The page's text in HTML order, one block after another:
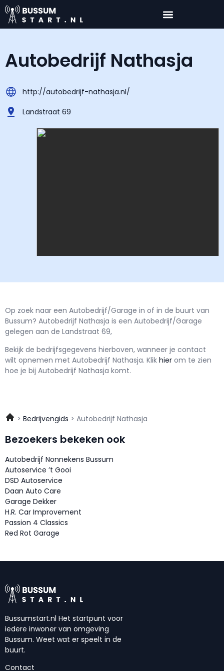
Autobedrijf Nathasja
http://autobedrijf-nathasja.nl/
Landstraat 69
Op zoek naar een Autobedrijf/Garage in of in de buurt van
Bussum? Autobedrijf Nathasja is een Autobedrijf/Garage
gelegen aan de Landstraat 69,
Bekijk de bedrijfsgegevens hierboven, wanneer je contact
wilt opnemen met Autobedrijf Nathasja. Klik hier om te zien
hoe je bij Autobedrijf Nathasja komt.
Bedrijvengids Autobedrijf Nathasja
Bezoekers bekeken ook
Autobedrijf Nonnekens Bussum
Autoservice ’t Gooi
DSD Autoservice
Daan Auto Care
Garage Dekker
H.R. Car Improvement
Passion 4 Classics
Red Rot Garage
Bussumstart.nl Het startpunt voor
iedere inwoner van omgeving
Bussum. Weet wat er speelt in de
buurt.
Contact